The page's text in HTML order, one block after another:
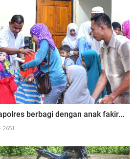
berbagi dengan anak fakir...
2651